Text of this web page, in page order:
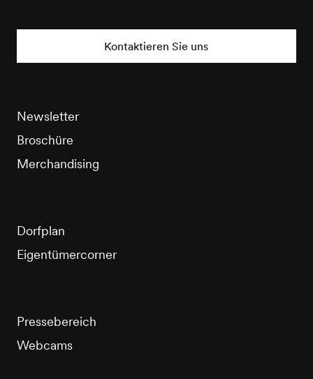
Kontaktieren Sie uns
Newsletter
Broschüre
Merchandising
Dorfplan
Eigentümercorner
Pressebereich
Webcams